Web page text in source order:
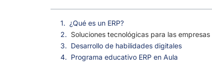
¿Qué es un ERP?
Soluciones tecnológicas para las empresas
Desarrollo de habilidades digitales
Programa educativo ERP en Aula